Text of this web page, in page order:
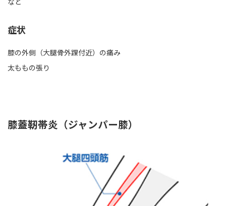
症状
膝の外側（大腿骨外踝付近）の痛み
太ももの張り
膝蓋靭帯炎（ジャンパー膝）